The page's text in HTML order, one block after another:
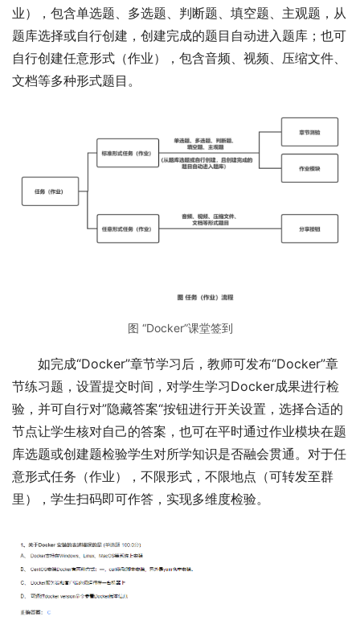
业），包含单选题、多选题、判断题、填空题、主观题，从
题库选择或自行创建，创建完成的题目自动进入题库；也可
自行创建任意形式（作业），包含音频、视频、压缩文件、
文档等多种形式题目。
图 “Docker”课堂签到
如完成“Docker”章节学习后，教师可发布“Docker”章
节练习题，设置提交时间，对学生学习Docker成果进行检
验，并可自行对”隐藏答案“按钮进行开关设置，选择合适的
节点让学生核对自己的答案，也可在平时通过作业模块在题
库选题或创建题检验学生对所学知识是否融会贯通。对于任
意形式任务（作业），不限形式，不限地点（可转发至群
里），学生扫码即可作答，实现多维度检验。